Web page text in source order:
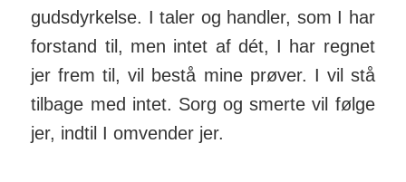
guds­dyrkelse. I taler og handler, som I har
for­stand til, men intet af dét, I har regnet
jer frem til, vil bestå mine prøver. I vil stå
tilbage med intet. Sorg og smerte vil følge
jer, indtil I omvender jer.